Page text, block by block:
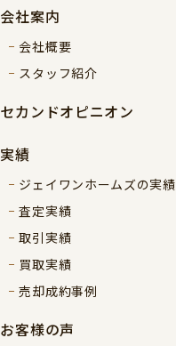
会社案内
会社概要
スタッフ紹介
セカンドオピニオン
実績
ジェイワンホームズの実績
査定実績
取引実績
買取実績
売却成約事例
お客様の声